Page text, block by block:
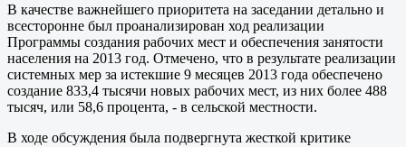
В качестве важнейшего приоритета на заседании детально и
всесторонне был проанализирован ход реализации
Программы создания рабочих мест и обеспечения занятости
населения на 2013 год. Отмечено, что в результате реализации
системных мер за истекшие 9 месяцев 2013 года обеспечено
создание 833,4 тысячи новых рабочих мест, из них более 488
тысяч, или 58,6 процента, - в сельской местности.
В ходе обсуждения была подвергнута жесткой критике